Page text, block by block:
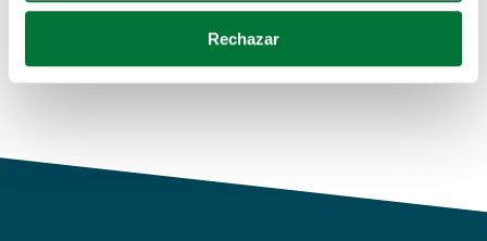
para buscar características específicas (huellas
Obtenga más información sobre cómo se procesan sus
de cookies.
Rechazar